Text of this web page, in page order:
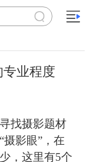
业程度
找摄影题材
影眼”，在
，这里有5个